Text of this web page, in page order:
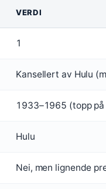
VERDI
1
Kansellert av Hulu
1933–1965 (topp
Hulu
Nei, men lignende